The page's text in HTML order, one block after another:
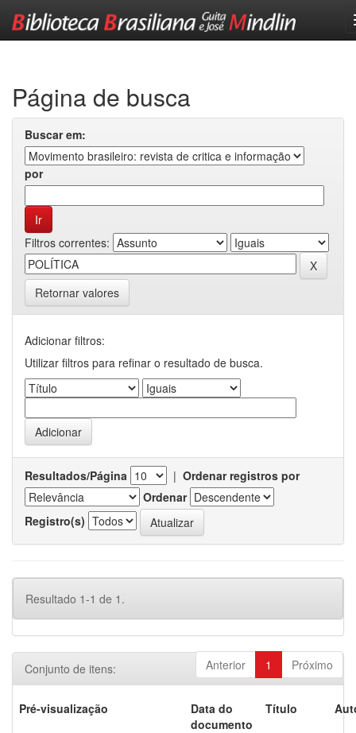
Página de busca
Buscar em:
por
Filtros correntes:
Retornar valores
Adicionar filtros:
Utilizar filtros para refinar o resultado de busca.
Resultados/Página | Ordenar registros por
Ordenar
Registro(s)
Resultado 1-1 de 1.
Anterior 1 Próximo
Conjunto de itens:
Pré-visualização
Data do
documento
Título